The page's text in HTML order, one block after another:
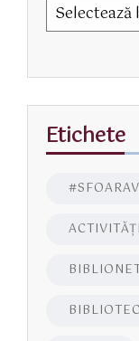
Etichete
ACTIVITĂŢI